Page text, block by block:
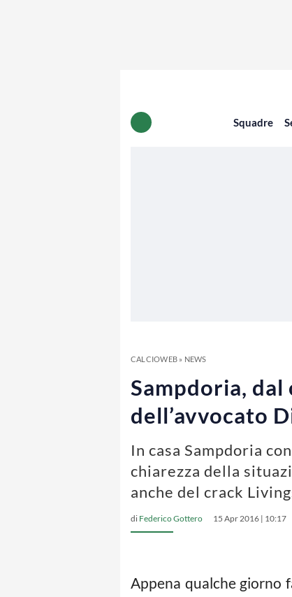
Squadre
CALCIOWEB» NEWS
Sampdoria,
dell’avvocato
In casa Sampdoria
chiarezza della
anche del crack
di Federico Gottero 15 Apr 2016 | 10:17
Appena qualche giorno